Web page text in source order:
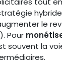
le
Pour
souvent la